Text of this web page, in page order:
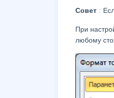
Совет :
При
любому